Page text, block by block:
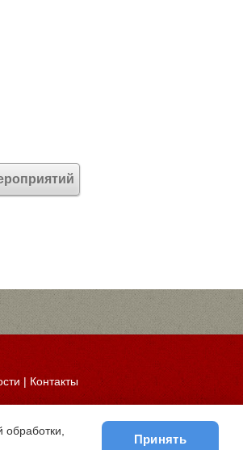
| Контакты
Принять